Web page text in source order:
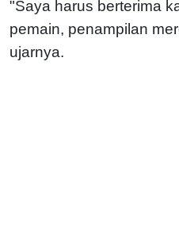
"Saya harus berterima
pemain, penampilan
ujarnya.